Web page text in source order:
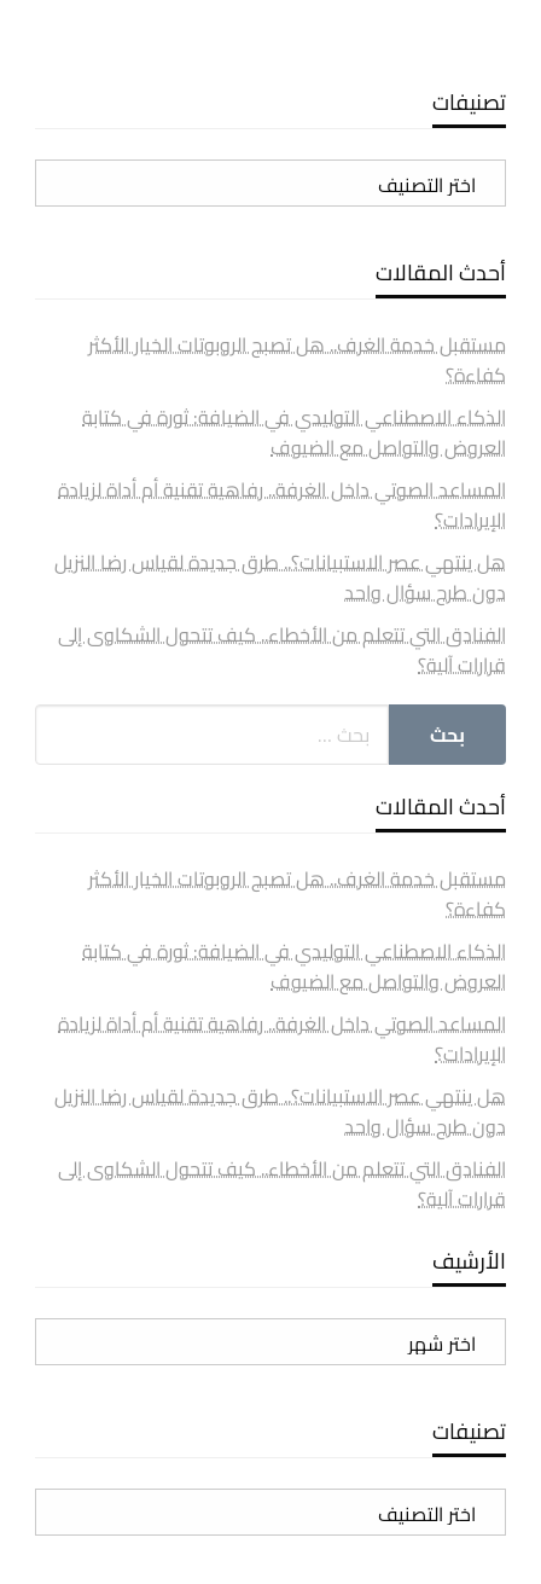
تصنيفات
تصنيفات
أحدث المقالات
مستقبل خدمة الغرف.. هل تصبح الروبوتات الخيار الأكثر
كفاءة؟
الذكاء الاصطناعي التوليدي في الضيافة: ثورة في كتابة
العروض والتواصل مع الضيوف
المساعد الصوتي داخل الغرفة.. رفاهية تقنية أم أداة لزيادة
الإيرادات؟
هل ينتهي عصر الاستبيانات؟.. طرق جديدة لقياس رضا النزيل
دون طرح سؤال واحد
الفنادق التي تتعلم من الأخطاء.. كيف تتحول الشكاوى إلى
قرارات آلية؟
أحدث المقالات
مستقبل خدمة الغرف.. هل تصبح الروبوتات الخيار الأكثر
كفاءة؟
الذكاء الاصطناعي التوليدي في الضيافة: ثورة في كتابة
العروض والتواصل مع الضيوف
المساعد الصوتي داخل الغرفة.. رفاهية تقنية أم أداة لزيادة
الإيرادات؟
هل ينتهي عصر الاستبيانات؟.. طرق جديدة لقياس رضا النزيل
دون طرح سؤال واحد
الفنادق التي تتعلم من الأخطاء.. كيف تتحول الشكاوى إلى
قرارات آلية؟
الأرشيف
الأرشيف
تصنيفات
تصنيفات